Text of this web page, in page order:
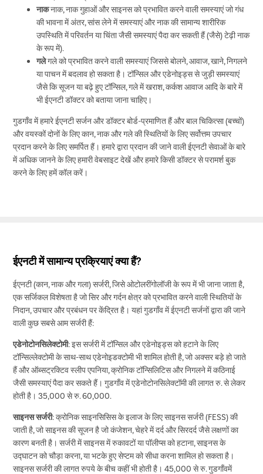
नाकनाक, नाक गुहाओं और साइनस को प्रभावित करने वाली समस्याएं जो गंध
की भावना में अंतर, सांस लेने में समस्याएं और नाक की सामान्य शारीरिक
उपस्थिति में परिवर्तन या चिंता जैसी समस्याएं पैदा कर सकती हैं (जैसे) टेढ़ी नाक
के रूप में).
गलेगले को प्रभावित करने वाली समस्याएं जिससे बोलने, आवाज, खाने, निगलने
या पाचन में बदलाव हो सकता है। टॉन्सिल और एडेनोइड्स से जुड़ी समस्याएं
जैसे कि सूजन या बढ़े हुए टॉन्सिल, गले में खराश, कर्कश आवाज आदि के बारे में
भी ईएनटी डॉक्टर को बताया जाना चाहिए।
गुडगाँव में हमारे ईएनटी सर्जन और डॉक्टर बोर्ड-प्रमाणित हैं और बाल चिकित्सा (बच्चों)
और वयस्कों दोनों के लिए कान, नाक और गले की स्थितियों के लिए सर्वोत्तम उपचार
प्रदान करने के लिए समर्पित हैं। हमारे द्वारा प्रदान की जाने वाली ईएनटी सेवाओं के बारे
में अधिक जानने के लिए हमारी वेबसाइट देखें और हमारे किसी डॉक्टर से परामर्श बुक
करने के लिए हमें कॉल करें।
ईएनटी में सामान्य प्रक्रियाएं क्या हैं?
ईएनटी (कान, नाक और गला) सर्जरी, जिसे ओटोलरींगोलॉजी के रूप में भी जाना जाता है,
एक सर्जिकल विशेषता है जो सिर और गर्दन क्षेत्र को प्रभावित करने वाली स्थितियों के
निदान, उपचार और प्रबंधन पर केंद्रित है। यहां गुडगाँव में ईएनटी सर्जनों द्वारा की जाने
वाली कुछ सबसे आम सर्जरी हैं:
एडेनोटोनसिलेक्टोमी: इस सर्जरी में टॉन्सिल और एडेनोइड्स को हटाने के लिए
टॉन्सिल्लेक्टोमी के साथ-साथ एडेनोइडक्टोमी भी शामिल होती है, जो अक्सर बड़े हो जाते
हैं और ऑब्सट्रक्टिव स्लीप एपनिया, क्रोनिक टॉन्सिलिटिस और निगलने में कठिनाई
जैसी समस्याएं पैदा कर सकते हैं। गुडगाँव में एडेनोटोनसिलेक्टॉमी की लागत रु. से लेकर
होती है। 35,000 से रु. 60,000.
साइनस सर्जरी: क्रोनिक साइनसिसिस के इलाज के लिए साइनस सर्जरी (FESS) की
जाती है, जो साइनस की सूजन है जो कंजेशन, चेहरे में दर्द और सिरदर्द जैसे लक्षणों का
कारण बनती है। सर्जरी में साइनस में रुकावटों या पॉलीप्स को हटाना, साइनस के
उद्घाटन को चौड़ा करना, या भटके हुए सेप्टम को सीधा करना शामिल हो सकता है।
साइनस सर्जरी की लागत रुपये के बीच कहीं भी होती है। 45,000 से रु. गुडगाँवमें